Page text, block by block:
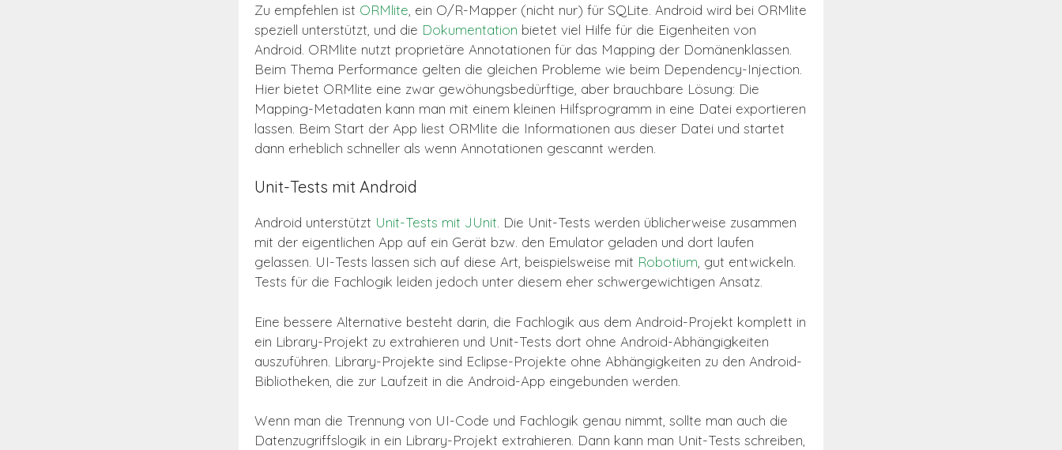
Zu empfehlen ist ORMlite , ein O/R-Mapper (nicht nur) für SQLite. Android wird bei ORMlite
speziell unterstützt, und die Dokumentation bietet viel Hilfe für die Eigenheiten von
Android. ORMlite nutzt proprietäre Annotationen für das Mapping der Domänenklassen.
Beim Thema Performance gelten die gleichen Probleme wie beim Dependency-Injection.
Hier bietet ORMlite eine zwar gewöhungsbedürftige, aber brauchbare Lösung: Die
Mapping-Metadaten kann man mit einem kleinen Hilfsprogramm in eine Datei exportieren
lassen. Beim Start der App liest ORMlite die Informationen aus dieser Datei und startet
dann erheblich schneller als wenn Annotationen gescannt werden.
Unit-Tests mit Android
Android unterstützt Unit-Tests mit JUnit. Die Unit-Tests werden üblicherweise zusammen
mit der eigentlichen App auf ein Gerät bzw. den Emulator geladen und dort laufen
gelassen. UI-Tests lassen sich auf diese Art, beispielsweise mit Robotium, gut entwickeln.
Tests für die Fachlogik leiden jedoch unter diesem eher schwergewichtigen Ansatz.
Eine bessere Alternative besteht darin, die Fachlogik aus dem Android-Projekt komplett in
ein Library-Projekt zu extrahieren und Unit-Tests dort ohne Android-Abhängigkeiten
auszuführen. Library-Projekte sind Eclipse-Projekte ohne Abhängigkeiten zu den Android-
Bibliotheken, die zur Laufzeit in die Android-App eingebunden werden.
Wenn man die Trennung von UI-Code und Fachlogik genau nimmt, sollte man auch die
Datenzugriffslogik in ein Library-Projekt extrahieren. Dann kann man Unit-Tests schreiben,